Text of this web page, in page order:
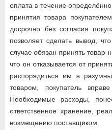
оплата в течение
принятия товара
досрочно без согласия
позволяет сделать вывод,
случае обязан принять товар
что он отказывается от
распорядиться им в
товаром, покупатель
Необходимые расходы,
ответственное хранение,
возмещению поставщиком.